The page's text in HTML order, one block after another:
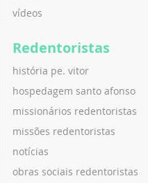
vídeos
Redentoristas
história pe. vitor
hospedagem santo afonso
missionários redentoristas
missões redentoristas
notícias
obras sociais redentoristas